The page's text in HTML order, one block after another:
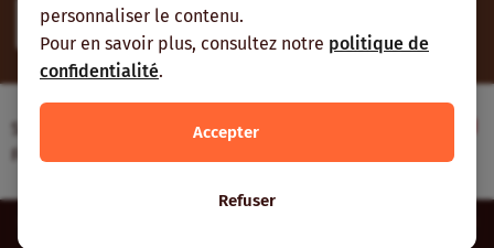
personnaliser le contenu.
Pour en savoir plus, consultez notre politique de
confidentialité.
Accepter
Refuser
Site web réalisé avec le soutien de l’Agence
Française de Développement